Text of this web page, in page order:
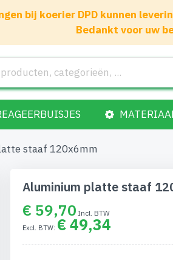
bij koerier DPD kunnen
Bedankt voor uw
staaf 120x6mm
Aluminium platte staaf
€ 59,70
€ 49,34